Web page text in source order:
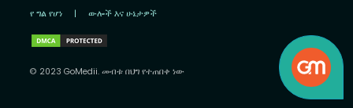
የ ግል የሆነ | ውሎች እና ሁኔታዎች
© 2023 GoMedii. መብቱ በህግ የተጠበቀ ነው